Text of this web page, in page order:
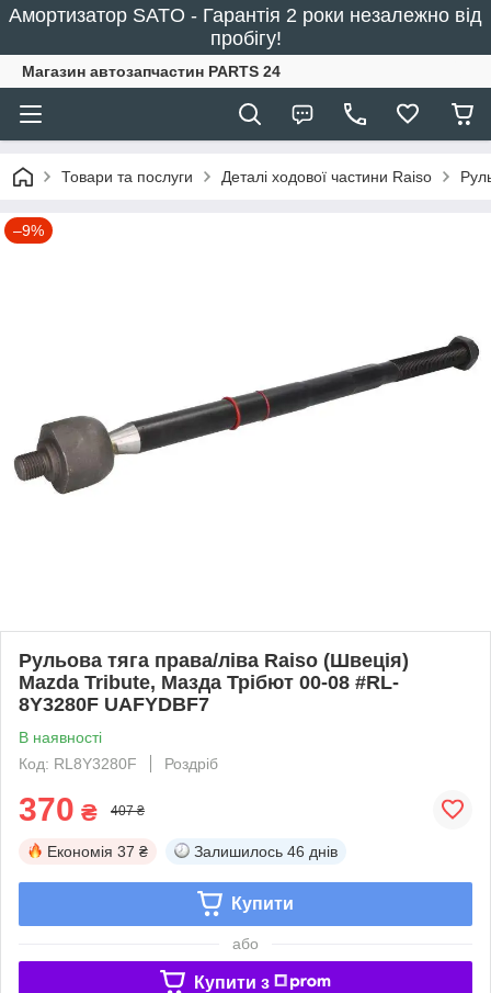
Амортизатор SATO - Гарантія 2 роки незалежно від
пробігу!
Магазин автозапчастин PARTS 24
Товари та послуги Деталі ходової частини Raiso
–9%
Рульова тяга права/ліва Raiso (Швеція)
Mazda Tribute, Мазда Трібют 00-08 #RL-
8Y3280F UAFYDBF7
В наявності
Код: RL8Y3280F
Роздріб
370 ₴ 407 ₴
Економія 37 ₴ Залишилось 46 днів
Купити
або
Купити з